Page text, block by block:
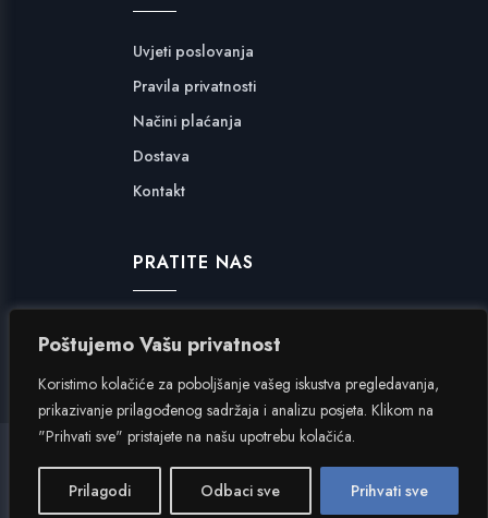
Poštujemo Vašu privatnost
Koristimo kolačiće za poboljšanje vašeg iskustva pregledavanja,
prikazivanje prilagođenog sadržaja i analizu posjeta. Klikom na
"Prihvati sve" pristajete na našu upotrebu kolačića.
Prilagodi Odbaci sve Prihvati sve
Uvjeti poslovanja
Pravila privatnosti
Načini plaćanja
Dostava
Kontakt
PRATITE NAS
Copyright © 2024. Hangar 7 d.o.o. Sva prava pridržana.